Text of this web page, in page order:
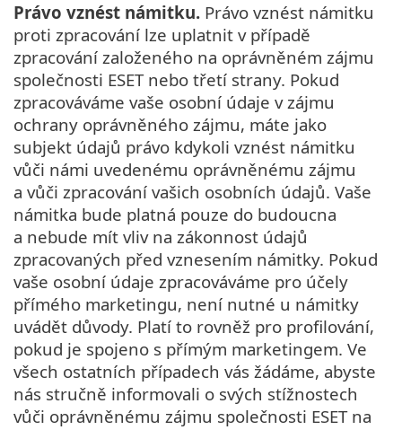
Právo vznést námitku. Právo vznést námitku
proti zpracování lze uplatnit v případě
zpracování založeného na oprávněném zájmu
společnosti ESET nebo třetí strany. Pokud
zpracováváme vaše osobní údaje v zájmu
ochrany oprávněného zájmu, máte jako
subjekt údajů právo kdykoli vznést námitku
vůči námi uvedenému oprávněnému zájmu
a vůči zpracování vašich osobních údajů. Vaše
námitka bude platná pouze do budoucna
a nebude mít vliv na zákonnost údajů
zpracovaných před vznesením námitky. Pokud
vaše osobní údaje zpracováváme pro účely
přímého marketingu, není nutné u námitky
uvádět důvody. Platí to rovněž pro profilování,
pokud je spojeno s přímým marketingem. Ve
všech ostatních případech vás žádáme, abyste
nás stručně informovali o svých stížnostech
vůči oprávněnému zájmu společnosti ESET na